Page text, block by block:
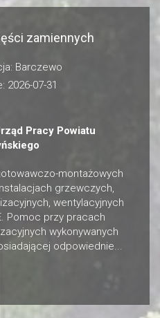
zamiennych
Barczewo
2026-07-31
Pracy Powiatu
montażowych
grzewczych,
wentylacyjnych
Pomoc przy pracach
wykonywanych
odpowiednie...